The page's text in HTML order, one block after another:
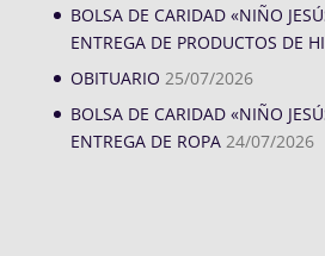
BOLSA DE CARIDAD «NIÑO
ENTREGA DE PRODUCTOS DE
OBITUARIO 25/07/2026
BOLSA DE CARIDAD «NIÑO
ENTREGA DE ROPA 24/07/2026